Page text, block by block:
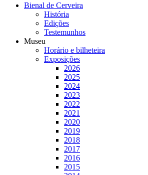
Bienal de Cerveira
História
Edições
Testemunhos
Museu
Horário e bilheteira
Exposições
2026
2025
2024
2023
2022
2021
2020
2019
2018
2017
2016
2015